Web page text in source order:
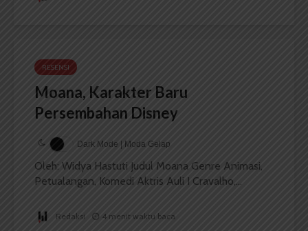
RESENSI
Moana, Karakter Baru
Persembahan Disney
Dark Mode | Moda Gelap
Oleh: Widya Hastuti Judul Moana Genre Animasi,
Petualangan, Komedi Aktris Auli I Cravalho,...
Redaksi 4 menit waktu baca